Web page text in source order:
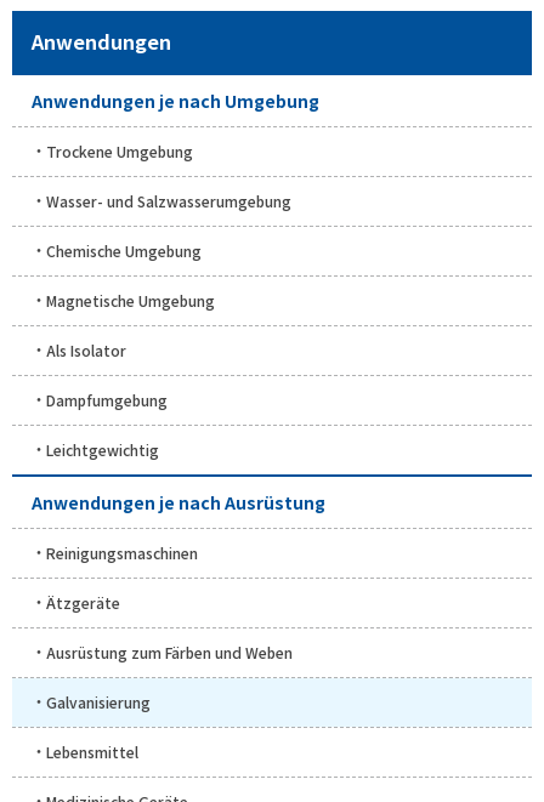
Anwendungen
Anwendungen je nach Umgebung
Trockene Umgebung
Wasser- und Salzwasserumgebung
Chemische Umgebung
Magnetische Umgebung
Als Isolator
Dampfumgebung
Leichtgewichtig
Anwendungen je nach Ausrüstung
Reinigungsmaschinen
Ätzgeräte
Ausrüstung zum Färben und Weben
Galvanisierung
Lebensmittel